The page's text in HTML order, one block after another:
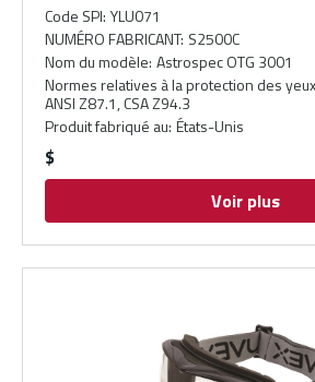
Code SPI: YLU071
NUMÉRO FABRICANT: S2500C
Nom du modèle: Astrospec OTG 3001
Normes relatives à la protection des
ANSI Z87.1, CSA Z94.3
Produit fabriqué au: États-Unis
$
Voir plus